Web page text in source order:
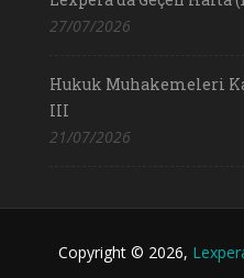
27/07/2026
Hukuk Muhakemeleri
III
21/07/2026
Copyright © 2026,